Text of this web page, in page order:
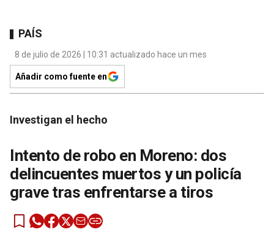
PAÍS
8 de julio de 2026 | 10:31 actualizado hace un mes
Añadir como fuente en
Investigan el hecho
Intento de robo en Moreno: dos
delincuentes muertos y un policía
grave tras enfrentarse a tiros